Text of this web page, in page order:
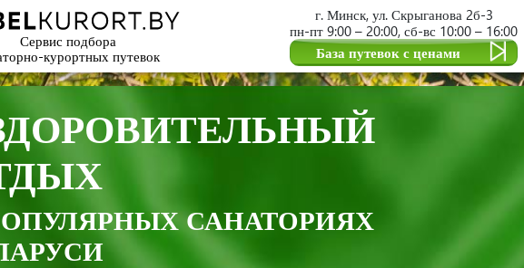
Сервис подбора
курортных путевок
г. Минск, ул. Скрыганова 2б-3
пн-пт 9:00 – 20:00, сб-вс 10:00 – 16:00
База путевок с ценами
САНАТОРИЯХ